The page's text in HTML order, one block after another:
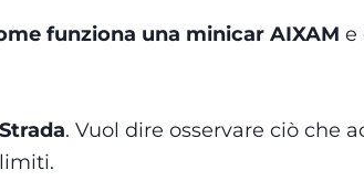
funziona una minicar AIXAM e
. Vuol dire osservare ciò che